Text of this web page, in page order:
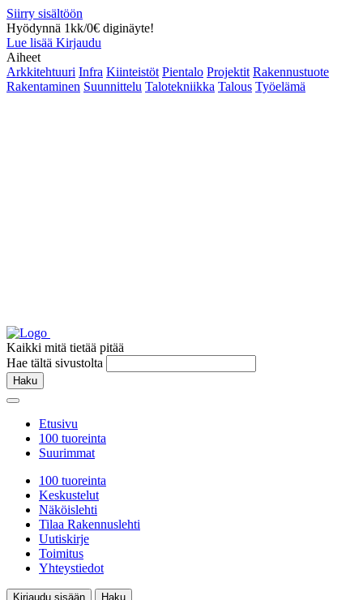
Siirry sisältöön
Hyödynnä 1kk/0€ diginäyte!
Lue lisää Kirjaudu
Aiheet
Arkkitehtuuri Infra Kiinteistöt Pientalo Projektit Rakennustuote
Rakentaminen Suunnittelu Talotekniikka Talous Työelämä
Kaikki mitä tietää pitää
Hae tältä sivustolta
Haku
Etusivu
100 tuoreinta
Suurimmat
100 tuoreinta
Keskustelut
Näköislehti
Tilaa Rakennuslehti
Uutiskirje
Toimitus
Yhteystiedot
Kirjaudu sisään
Haku